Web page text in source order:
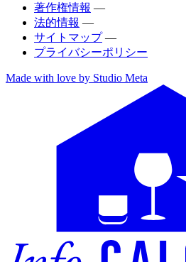
著作権情報 —
法的情報 —
サイトマップ —
プライバシーポリシー
Made with love by Studio Meta